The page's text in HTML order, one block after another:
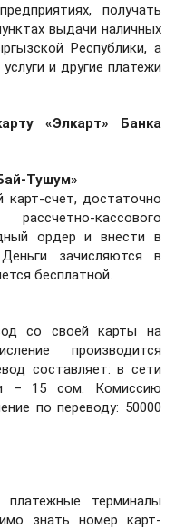
получать
выдачи наличных
Республики, а
и другие платежи
«Элкарт» Банка
Тушум»
счет, достаточно
кассового
ордер и внести в
зачисляются в
бесплатной.
со своей карты на
производится
составляет: в сети
– 15 сом. Комиссию
по переводу: 50000
терминалы
знать номер карт-